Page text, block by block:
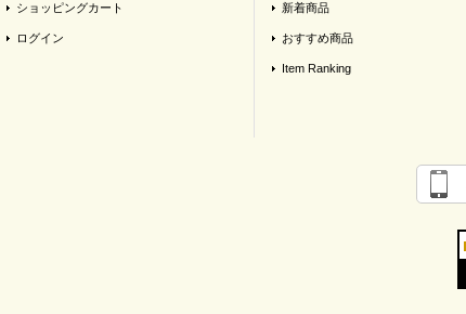
ショッピングカート
ログイン
新着商品
おすすめ商品
Item Ranking